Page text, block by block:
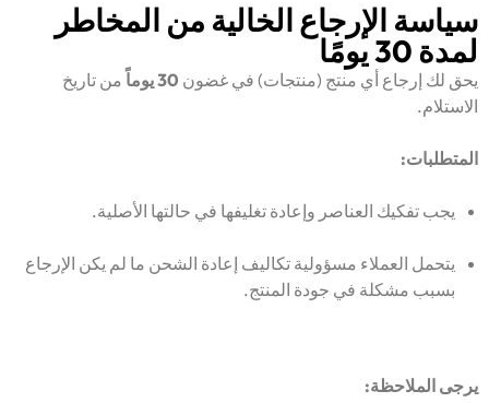
سياسة الإرجاع الخالية من المخاطر
لمدة 30 يومًا
يحق لك إرجاع أي منتج (منتجات) في غضون 30 يوماً
من تاريخ
الاستلام.
المتطلبات:
يجب تفكيك العناصر وإعادة تغليفها في حالتها الأصلية.
يتحمل العملاء مسؤولية تكاليف إعادة الشحن ما لم يكن الإرجاع
بسبب مشكلة في جودة المنتج.
يرجى الملاحظة: